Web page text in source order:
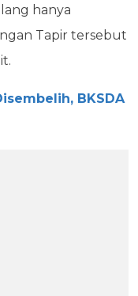
hanya
Tapir tersebut
BKSDA